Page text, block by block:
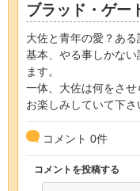
ブラッド・ゲー
大佐と青年の愛？ある
基本、やる事しかな
ます。
一体、大佐は何をさせ
お楽しみしていて下さ
コメント 0件
コメントを投稿する